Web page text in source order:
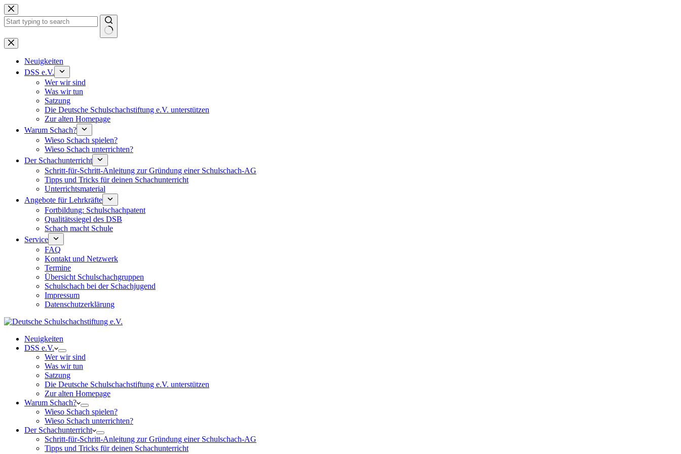
Keine
Ergebnisse
Neuigkeiten
DSS e.V.
Wer wir sind
Was wir tun
Satzung
Die Deutsche Schulschachstiftung e.V. unterstützen
Zur alten Homepage
Warum Schach?
Wieso Schach spielen?
Wieso Schach unterrichten?
Der Schachunterricht
Schritt-für-Schritt-Anleitung zur Gründung einer Schulschach-AG
Tipps und Tricks für deinen Schachunterricht
Unterrichtsmaterial
Angebote für Lehrkräfte
Fortbildung: Schulschachpatent
Qualitätssiegel des DSB
Schach macht Schule
Service
FAQ
Kontakt und Netzwerk
Termine
Übersicht Schulschachgruppen
Schulschach bei der Schachjugend
Impressum
Datenschutzerklärung
Neuigkeiten
DSS e.V.
Wer wir sind
Was wir tun
Satzung
Die Deutsche Schulschachstiftung e.V. unterstützen
Zur alten Homepage
Warum Schach?
Wieso Schach spielen?
Wieso Schach unterrichten?
Der Schachunterricht
Schritt-für-Schritt-Anleitung zur Gründung einer Schulschach-AG
Tipps und Tricks für deinen Schachunterricht